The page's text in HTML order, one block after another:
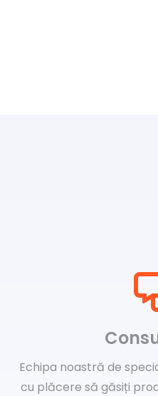
Echipa noastră de
cu plăcere să găsiți